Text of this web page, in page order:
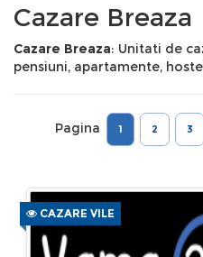
Cazare Breaza
Cazare Breaza: Unitati de
pensiuni, apartamente,
Pagina 1 2 3
CAZARE VILE